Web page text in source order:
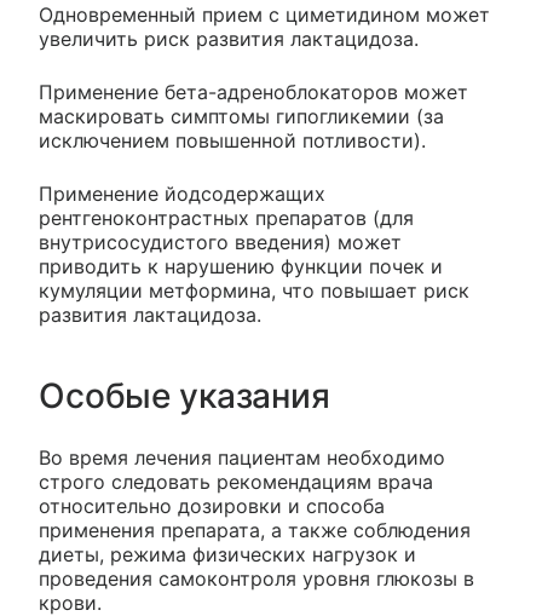
Одновременный прием с циметидином может
увеличить риск развития лактацидоза.
Применение бета-адреноблокаторов может
маскировать симптомы гипогликемии (за
исключением повышенной потливости).
Применение йодсодержащих
рентгеноконтрастных препаратов (для
внутрисосудистого введения) может
приводить к нарушению функции почек и
кумуляции метформина, что повышает риск
развития лактацидоза.
Особые указания
Во время лечения пациентам необходимо
строго следовать рекомендациям врача
относительно дозировки и способа
применения препарата, а также соблюдения
диеты, режима физических нагрузок и
проведения самоконтроля уровня глюкозы в
крови.